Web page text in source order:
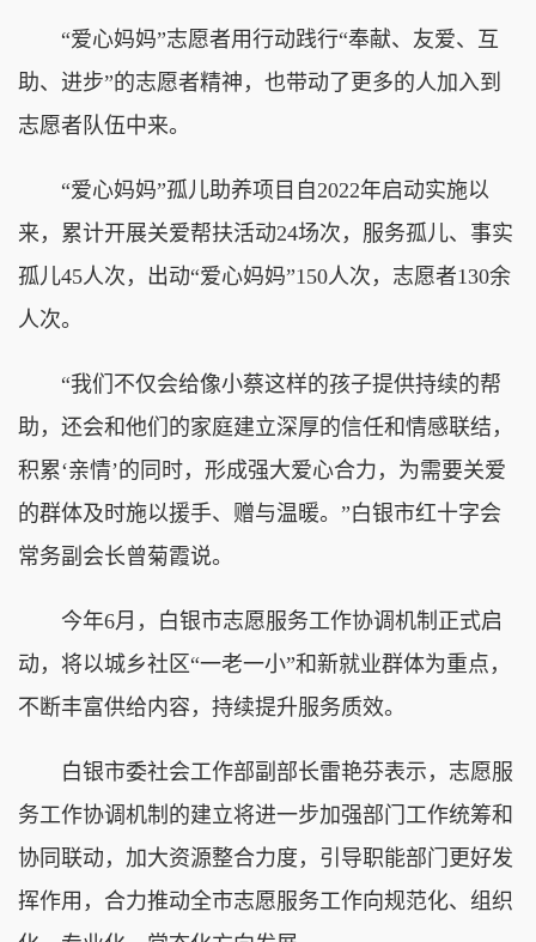
“爱心妈妈”志愿者用行动践行“奉献、友爱、互
助、进步”的志愿者精神，也带动了更多的人加入到
志愿者队伍中来。
“爱心妈妈”孤儿助养项目自2022年启动实施以
来，累计开展关爱帮扶活动24场次，服务孤儿、事实
孤儿45人次，出动“爱心妈妈”150人次，志愿者130余
人次。
“我们不仅会给像小蔡这样的孩子提供持续的帮
助，还会和他们的家庭建立深厚的信任和情感联结，
积累‘亲情’的同时，形成强大爱心合力，为需要关爱
的群体及时施以援手、赠与温暖。”白银市红十字会
常务副会长曾菊霞说。
今年6月，白银市志愿服务工作协调机制正式启
动，将以城乡社区“一老一小”和新就业群体为重点，
不断丰富供给内容，持续提升服务质效。
白银市委社会工作部副部长雷艳芬表示，志愿服
务工作协调机制的建立将进一步加强部门工作统筹和
协同联动，加大资源整合力度，引导职能部门更好发
挥作用，合力推动全市志愿服务工作向规范化、组织